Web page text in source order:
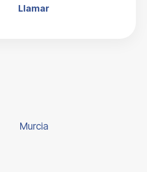
Llamar
Murcia